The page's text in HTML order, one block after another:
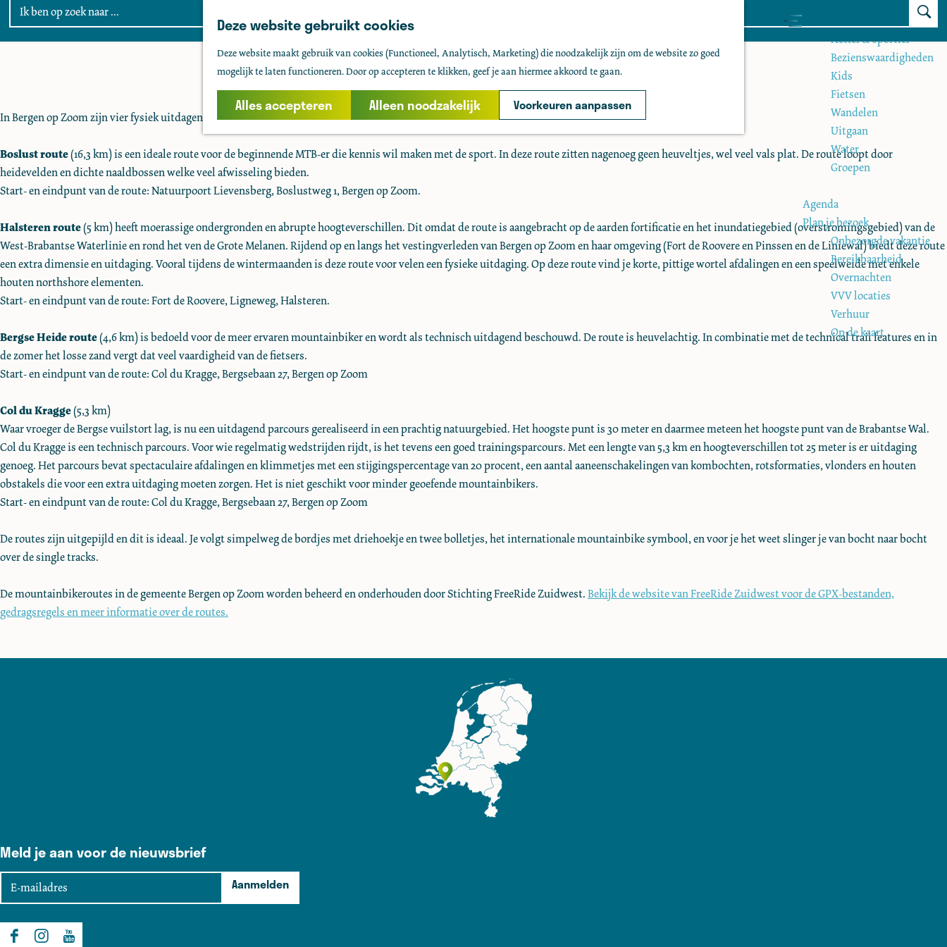
Deze website gebruikt cookies
Deze website maakt gebruik van cookies (Functioneel, Analytisch, Marketing) die noodzakelijk zijn om de website zo goed
mogelijk te laten functioneren. Door op accepteren te klikken, geef je aan hiermee akkoord te gaan.
Alles accepteren Alleen noodzakelijk Voorkeuren aanpassen
G
a
d
e
h
m
e
p
a
g
M
Actief & sportief
Bezienswaardigheden
Kids
Fietsen
Wandelen
Uitgaan
Water
Groepen
Agenda
Plan je bezoek
Onbezorgde vakantie
Bereikbaarheid
Overnachten
VVV locaties
Verhuur
Op de kaart
Z
o
e
Bergen op Zoom
In Bergen op Zoom zijn vier fysiek uitdagende mountainbike routes uitgezet. Heerlijk ontspannen door inspanning!
Boslust route(16,3 km) is een ideale route voor de beginnende MTB-er die kennis wil maken met de sport. In deze route zitten nagenoeg geen heuveltjes, wel veel vals plat. De route loopt door
heidevelden en dichte naaldbossen welke veel afwisseling bieden.
Start- en eindpunt van de route: Natuurpoort Lievensberg, Boslustweg 1, Bergen op Zoom.
Halsteren route(5 km) heeft moerassige ondergronden en abrupte hoogteverschillen. Dit omdat de route is aangebracht op de aarden fortificatie en het inundatiegebied (overstromingsgebied) van de
West-Brabantse Waterlinie en rond het ven de Grote Melanen. Rijdend op en langs het vestingverleden van Bergen op Zoom en haar omgeving (Fort de Roovere en Pinssen en de Liniewal) biedt deze route
een extra dimensie en uitdaging. Vooral tijdens de wintermaanden is deze route voor velen een fysieke uitdaging. Op deze route vind je korte, pittige wortel afdalingen en een speelweide met enkele
houten northshore elementen.
Start- en eindpunt van de route: Fort de Roovere, Ligneweg, Halsteren.
Bergse Heide route(4,6 km) is bedoeld voor de meer ervaren mountainbiker en wordt als technisch uitdagend beschouwd. De route is heuvelachtig. In combinatie met de technical trail features en in
de zomer het losse zand vergt dat veel vaardigheid van de fietsers.
Start- en eindpunt van de route: Col du Kragge, Bergsebaan 27, Bergen op Zoom
Col du Kragge(5,3 km)
Waar vroeger de Bergse vuilstort lag, is nu een uitdagend parcours gerealiseerd in een prachtig natuurgebied. Het hoogste punt is 30 meter en daarmee meteen het hoogste punt van de Brabantse Wal.
Col du Kragge is een technisch parcours. Voor wie regelmatig wedstrijden rijdt, is het tevens een goed trainingsparcours. Met een lengte van 5,3 km en hoogteverschillen tot 25 meter is er uitdaging
genoeg. Het parcours bevat spectaculaire afdalingen en klimmetjes met een stijgingspercentage van 20 procent, een aantal aaneenschakelingen van kombochten, rotsformaties, vlonders en houten
obstakels die voor een extra uitdaging moeten zorgen. Het is niet geschikt voor minder geoefende mountainbikers.
Start- en eindpunt van de route: Col du Kragge, Bergsebaan 27, Bergen op Zoom
De routes zijn uitgepijld en dit is ideaal. Je volgt simpelweg de bordjes met driehoekje en twee bolletjes, het internationale mountainbike symbool, en voor je het weet slinger je van bocht naar bocht
over de single tracks.
De mountainbikeroutes in de gemeente Bergen op Zoom worden beheerd en onderhouden door Stichting FreeRide Zuidwest.Bekijk de website van FreeRide Zuidwest voor de GPX-bestanden,
gedragsregels en meer informatie over de routes.
Meld je aan voor de nieuwsbrief
Aanmelden
F I Y